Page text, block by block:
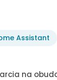
Assistant
na